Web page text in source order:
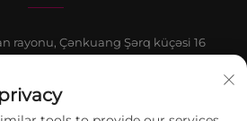
rayonu, Çənkuang Şərq küçəsi 16